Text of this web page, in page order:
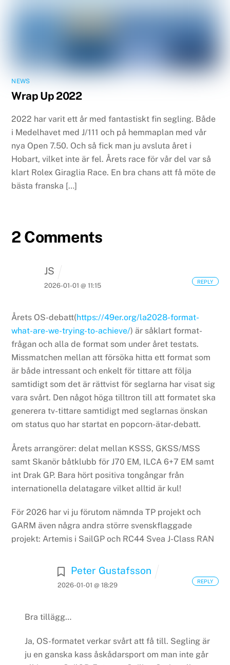
NEWS
Wrap Up 2022
2022 har varit ett år med fantastiskt fin segling. Både
i Medelhavet med J/111 och på hemmaplan med vår
nya Open 7.50. Och så fick man ju avsluta året i
Hobart, vilket inte är fel. Årets race för vår del var så
klart Rolex Giraglia Race. En bra chans att få möte de
bästa franska […]
2 Comments
JS
2026-01-01 @ 11:15
Årets OS-debatt(https://49er.org/la2028-format-
what-are-we-trying-to-achieve/) är såklart format-
frågan och alla de format som under året testats.
Missmatchen mellan att försöka hitta ett format som
är både intressant och enkelt för tittare att följa
samtidigt som det är rättvist för seglarna har visat sig
vara svårt. Den något höga tilltron till att formatet ska
generera tv-tittare samtidigt med seglarnas önskan
om status quo har startat en popcorn-ätar-debatt.
Årets arrangörer: delat mellan KSSS, GKSS/MSS
samt Skanör båtklubb för J70 EM, ILCA 6+7 EM samt
int Drak GP. Bara hört positiva tongångar från
internationella delatagare vilket alltid är kul!
För 2026 har vi ju förutom nämnda TP projekt och
GARM även några andra större svenskflaggade
projekt: Artemis i SailGP och RC44 Svea J-Class RAN
REPLY
Peter Gustafsson
2026-01-01 @ 18:29
Bra tillägg…
Ja, OS-formatet verkar svårt att få till. Segling är
ju en ganska kass åskådarsport om man inte går
REPLY